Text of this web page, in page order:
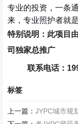
专业的投资，一条
来，专业照护者就
特别说明：此项目
司独家总推广
联系电话：
标签
上一篇：JYPC城市规